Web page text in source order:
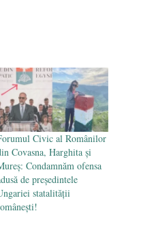
efecte. Bustul
înlăturat din Iași
Civic al Românilor
Covasna, Harghita și
Condamnăm ofensa
de președintele
statalității